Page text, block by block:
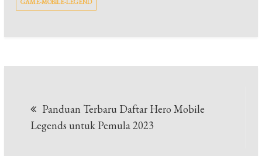
GAME-MOBILE-LEGEND
navigation
Panduan Terbaru Daftar Hero Mobile
Legends untuk Pemula 2023